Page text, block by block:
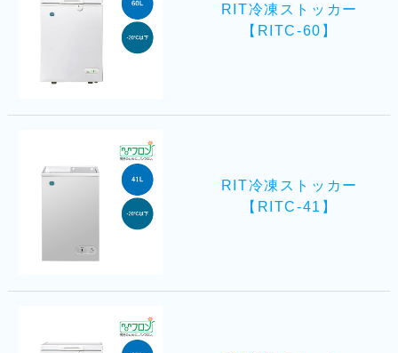
RIT冷凍ストッカー
【RITC-60】
RIT冷凍ストッカー
【RITC-41】